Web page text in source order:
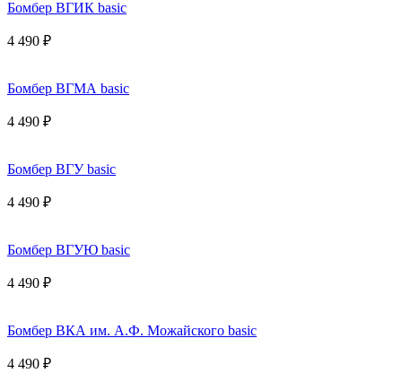
Бомбер ВГИК basic
4 490 ₽
Бомбер ВГМА basic
4 490 ₽
Бомбер ВГУ basic
4 490 ₽
Бомбер ВГУЮ basic
4 490 ₽
Бомбер ВКА им. А.Ф. Можайского basic
4 490 ₽